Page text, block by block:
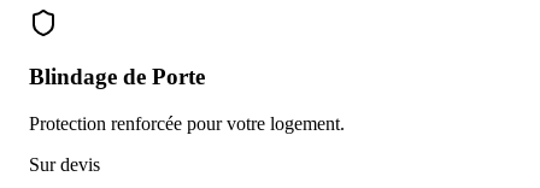
Blindage de Porte
Protection renforcée pour votre logement.
Sur devis